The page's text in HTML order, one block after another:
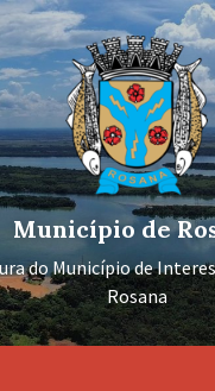
Município de
do Município de
Rosana